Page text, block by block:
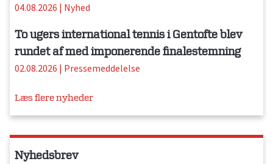
04.08.2026 | Nyhed
To ugers international tennis i Gentofte blev
rundet af med imponerende finalestemning
02.08.2026 | Pressemeddelelse
Læs flere nyheder
Nyhedsbrev